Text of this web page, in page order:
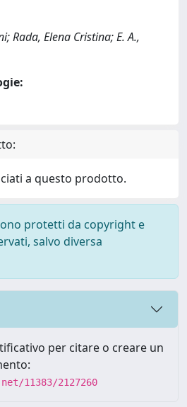
Rada, Elena Cristina; E. A.,
a questo prodotto.
protetti da copyright e
salvo diversa
per citare o creare un
11383/2127260